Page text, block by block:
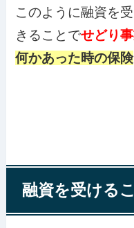
このように融資を
きることでせどり
何かあった時の保険
融資を受ける